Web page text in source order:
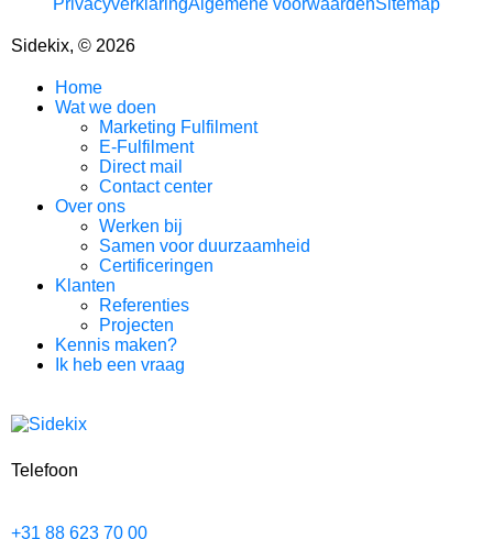
Sidekix, © 2026
Home
Wat we doen
Marketing Fulfilment
E-Fulfilment
Direct mail
Contact center
Over ons
Werken bij
Samen voor duurzaamheid
Certificeringen
Klanten
Referenties
Projecten
Kennis maken?
Ik heb een vraag
Telefoon
+31 88 623 70 00